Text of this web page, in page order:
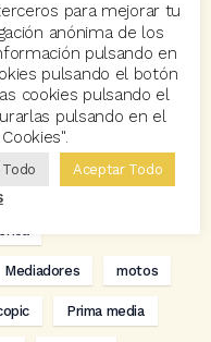
asisa autos
ayudas Bcover
Codeoscopic Academy
Decesos
GRC-Broker
Mediadores motos
Prima media
para mejorar tu
anónima de los
pulsando en
pulsando el botón
cookies pulsando el
pulsando en el
Todo Aceptar Todo